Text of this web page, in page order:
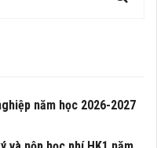
năm học 2026-2027